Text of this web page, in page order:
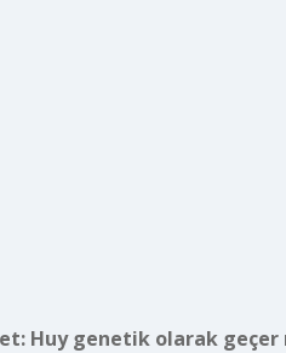
Huy genetik olarak geçer